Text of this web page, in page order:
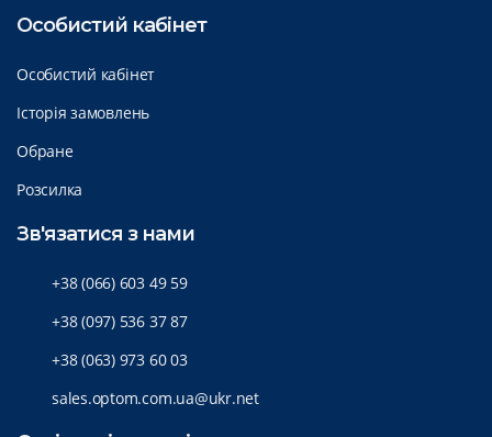
Особистий кабінет
Особистий кабінет
Історія замовлень
Обране
Розсилка
Зв'язатися з нами
+38 (066) 603 49 59
+38 (097) 536 37 87
+38 (063) 973 60 03
sales.optom.com.ua@ukr.net